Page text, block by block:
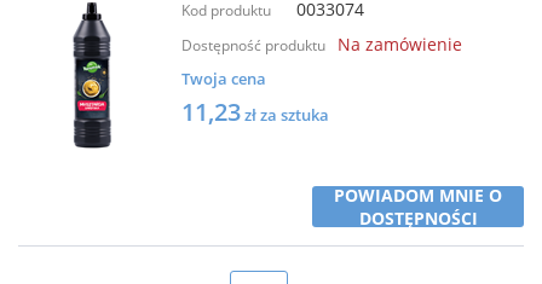
Kod produktu 0033074
Dostępność produktu Na zamówienie
Twoja cena
11,23zł za sztuka
POWIADOM MNIE O
DOSTĘPNOŚCI